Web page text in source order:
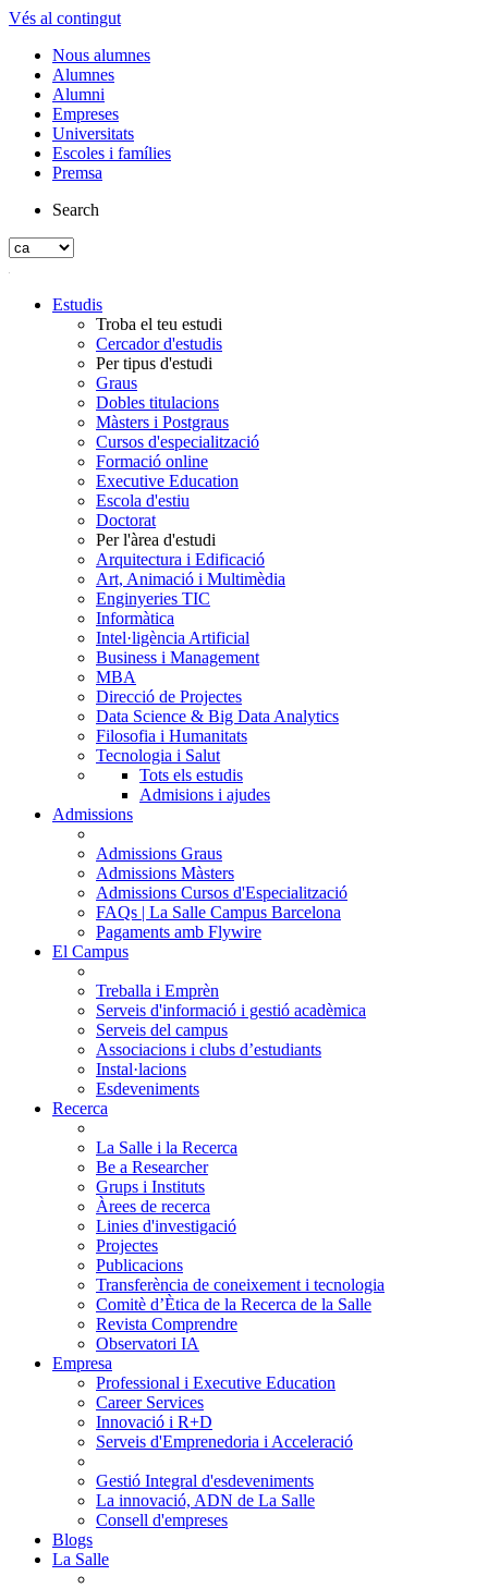
Vés al contingut
Nous alumnes
Alumnes
Alumni
Empreses
Universitats
Escoles i famílies
Premsa
Search
Estudis
Troba el teu estudi
Cercador d'estudis
Per tipus d'estudi
Graus
Dobles titulacions
Màsters i Postgraus
Cursos d'especialització
Formació online
Executive Education
Escola d'estiu
Doctorat
Per l'àrea d'estudi
Arquitectura i Edificació
Art, Animació i Multimèdia
Enginyeries TIC
Informàtica
Intel·ligència Artificial
Business i Management
MBA
Direcció de Projectes
Data Science & Big Data Analytics
Filosofia i Humanitats
Tecnologia i Salut
Tots els estudis
Admisions i ajudes
Admissions
Admissions Graus
Admissions Màsters
Admissions Cursos d'Especialització
FAQs | La Salle Campus Barcelona
Pagaments amb Flywire
El Campus
Treballa i Emprèn
Serveis d'informació i gestió acadèmica
Serveis del campus
Associacions i clubs d’estudiants
Instal·lacions
Esdeveniments
Recerca
La Salle i la Recerca
Be a Researcher
Grups i Instituts
Àrees de recerca
Linies d'investigació
Projectes
Publicacions
Transferència de coneixement i tecnologia
Comitè d’Ètica de la Recerca de la Salle
Revista Comprendre
Observatori IA
Empresa
Professional i Executive Education
Career Services
Innovació i R+D
Serveis d'Emprenedoria i Acceleració
Gestió Integral d'esdeveniments
La innovació, ADN de La Salle
Consell d'empreses
Blogs
La Salle